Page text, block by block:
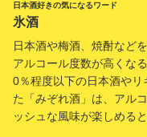
日本酒好きの気になるワード
氷酒
日本酒や梅酒、焼酎など
アルコール度数が高くな
0％程度以下の日本酒や
た「みぞれ酒」は、アル
ッシュな風味が楽しめると